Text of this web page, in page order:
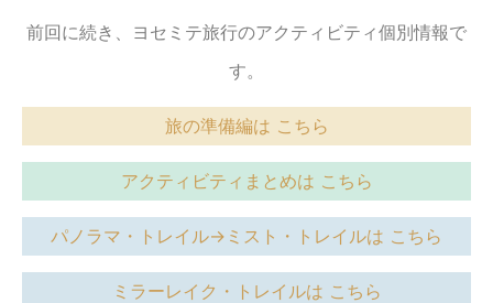
前回に続き、ヨセミテ旅行のアクティビティ個別情報で
す。
旅の準備編は こちら
アクティビティまとめは こちら
パノラマ・トレイル→ミスト・トレイルは こちら
ミラーレイク・トレイルは こちら